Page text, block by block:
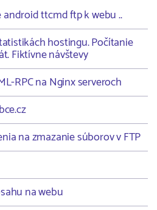
ttcmd ftp k webu ..
hostingu. Počítanie
Fiktívne návštevy
RPC na Nginx serveroch
na zmazanie súborov v FTP
na webu